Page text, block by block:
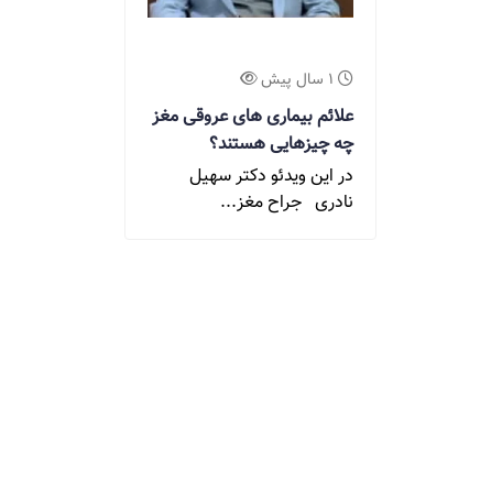
1 سال پیش
علائم بیماری های عروقی مغز
چه چیزهایی هستند؟
در این ویدئو دکتر سهیل
نادری جراح مغز...